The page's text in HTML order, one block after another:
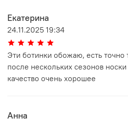
Екатерина
24.11.2025 19:34
Эти ботинки обожаю, есть точно
после нескольких сезонов
качество очень хорошее
Анна